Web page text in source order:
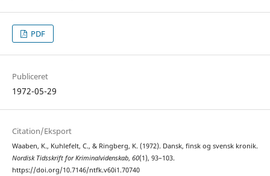
PDF
Publiceret
1972-05-29
Citation/Eksport
Waaben, K., Kuhlefelt, C., & Ringberg, K. (1972). Dansk, finsk og svensk kronik.
Nordisk Tidsskrift for Kriminalvidenskab, 60(1), 93–103.
https://doi.org/10.7146/ntfk.v60i1.70740